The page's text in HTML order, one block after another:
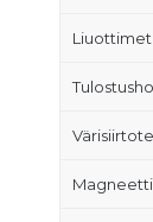
Liuottimet